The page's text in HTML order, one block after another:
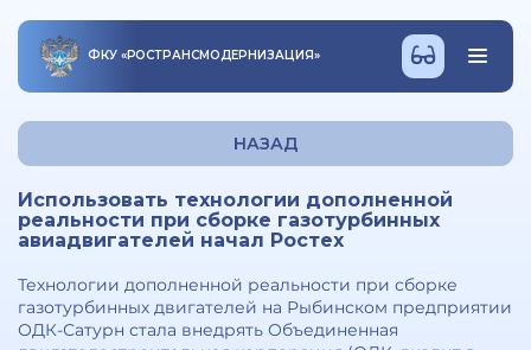
ФКУ «РОСТРАНСМОДЕРНИЗАЦИЯ»
НАЗАД
Использовать технологии дополненной
реальности при сборке газотурбинных
авиадвигателей начал Ростех
Технологии дополненной реальности при сборке
газотурбинных двигателей на Рыбинском предприятии
ОДК-Сатурн стала внедрять Объединенная